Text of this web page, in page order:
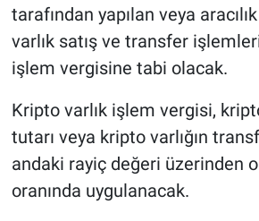
tarafından yapılan veya
varlık satış ve transfer
işlem vergisine tabi olacak.
Kripto varlık işlem vergisi,
tutarı veya kripto varlığın
andaki rayiç değeri üzerinden
oranında uygulanacak.